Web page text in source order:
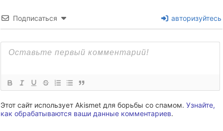
Подписаться авторизуйтесь
Этот сайт использует Akismet для борьбы со спамом. Узнайте,
как обрабатываются ваши данные комментариев.